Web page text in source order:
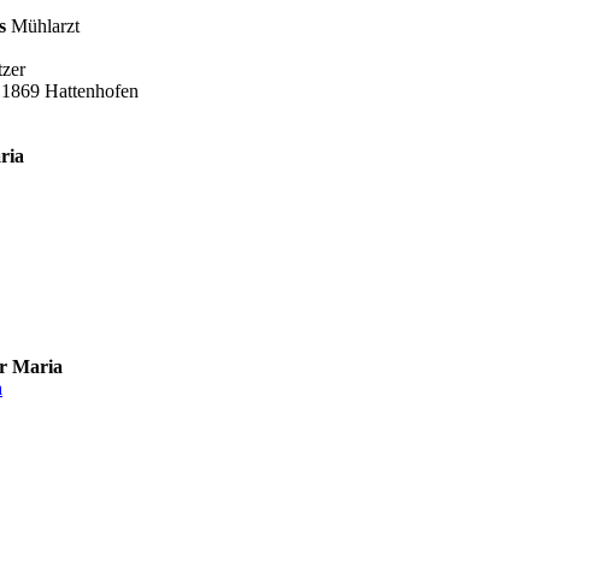
Mühlarzt
Hattenhofen
Maria